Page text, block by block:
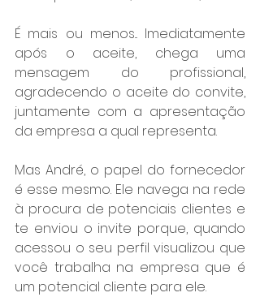
É mais ou menos... Imediatamente
após o aceite, chega uma
mensagem do profissional,
agradecendo o aceite do convite,
juntamente com a apresentação
da empresa a qual representa.
Mas André, o papel do fornecedor
é esse mesmo. Ele navega na rede
à procura de potenciais clientes e
te enviou o invite porque, quando
acessou o seu perfil visualizou que
você trabalha na empresa que é
um potencial cliente para ele.